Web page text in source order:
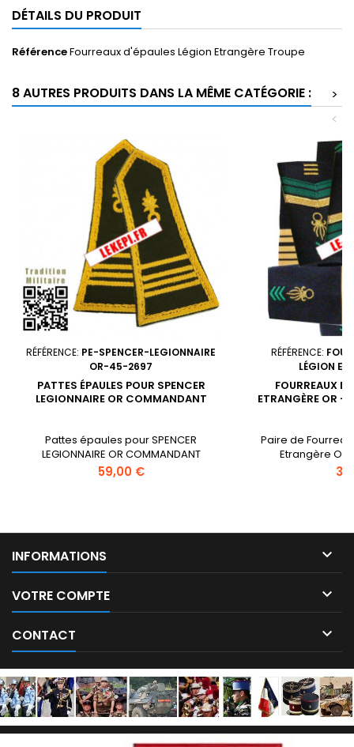
DÉTAILS DU PRODUIT
RéférenceFourreaux d'épaules Légion Etrangère Troupe
8 AUTRES PRODUITS DANS LA MÊME CATÉGORIE :
>
<
RÉFÉRENCE: PE-SPENCER-LEGIONNAIRE
OR-45-2697
PATTES ÉPAULES POUR SPENCER
LEGIONNAIRE OR COMMANDANT
Pattes épaules pour SPENCER
LEGIONNAIRE OR COMMANDANT
Infanterie et Génie. Broderie Or Main en
Prix
59,00 €
RÉFÉRENCE:
LÉGION
FOURREAUX
ETRANGÈRE OR -
Paire de
Etrangère Or
Prix
INFORMATIONS 
VOTRE COMPTE 
CONTACT 